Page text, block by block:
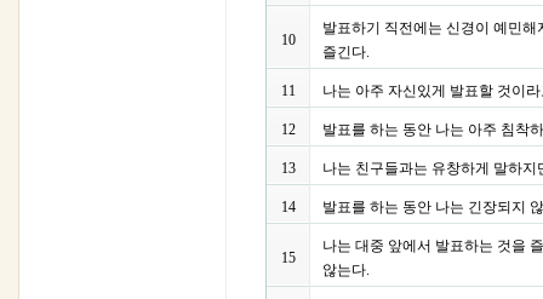
10
발표하기 직전에는 신경이 예민
즐긴다.
11 나는 아주 자신있게 발표할 것이
12 발표를 하는 동안 나는 아주 침착
13 나는 친구들과는 유창하게 말하
14 발표를 하는 동안 나는 긴장되지
15
나는 대중 앞에서 발표하는 것을
않는다.